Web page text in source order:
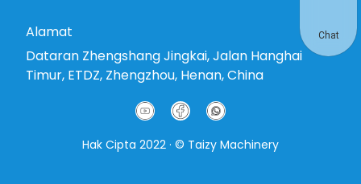
Alamat
Dataran Zhengshang Jingkai, Jalan Hanghai
Timur, ETDZ, Zhengzhou, Henan, China
Hak Cipta 2022 · © Taizy Machinery
Chat